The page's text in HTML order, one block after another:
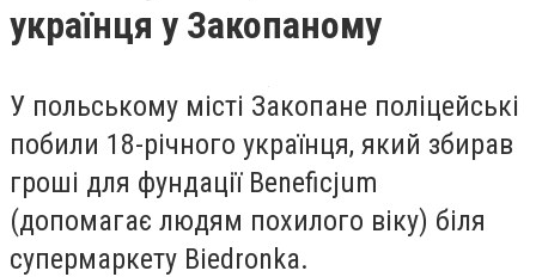
українця у Закопаному
У польському місті Закопане поліцейські
побили 18-річного українця, який збирав
гроші для фундації Beneficjum
(допомагає людям похилого віку) біля
супермаркету Biedronka.